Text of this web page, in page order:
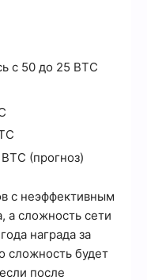
с 50 до 25 BTC
(прогноз)
с неэффективным
а сложность сети
награда за
сложность будет
после